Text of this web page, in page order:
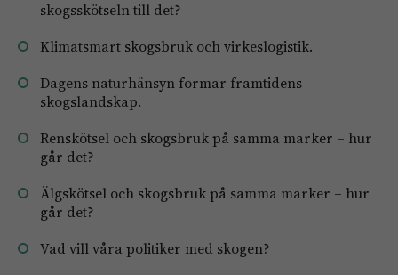
skogsskötseln till det?
Klimatsmart skogsbruk och virkeslogistik.
Dagens naturhänsyn formar framtidens
skogslandskap.
Renskötsel och skogsbruk på samma marker – hur
går det?
Älgskötsel och skogsbruk på samma marker – hur
går det?
Vad vill våra politiker med skogen?